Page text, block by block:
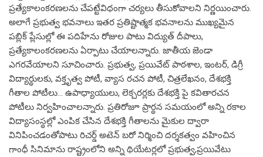
ప్రత్యేకాలంకరణలను చేపట్టేవిధంగా చర్యలు తీసుకోవాలని నిర్ణయించారు.
అలాగే ప్రభుత్వ భవనాలు ఇతర ప్రతిష్టాత్మక భవనాలను ముఖ్యమైన
పబ్లిక్ ప్లేసుల్లో ఈ పదిహేను రోజుల పాటు విద్యుత్ దీపాలు,
ప్రత్యేకాలంకరణలను ఏర్పాటు చేయాలన్నారు. జాతీయ జెండా
ఎగరవేయాలని సూచించారు. ప్రభుత్వ, ప్రయివేట్ పాఠశాల, ఇంటర్, డిగ్రీ
విద్యార్థులకు, వక్తృత్వ పోటీ, వ్యాస రచన పోటీ, చిత్రలేఖనం, దేశభక్తి
గీతాల పోటీలు… ఉపాధ్యాయులు, లెక్చరర్లకు దేశభక్తి పై కవితారచన
పోటీలు నిర్వహించాలన్నారు. ప్రతిరోజూ ప్రార్థన సమయంలో అన్ని రకాల
విద్యాసంస్థల్లో ఎంపిక చేసిన దేశభక్తి గీతాలను మైకుల ద్వారా
వినిపించడంతోపాటు రిచర్డ్ అటెన్ బరో నిర్మించి దర్శకత్వం వహించిన
గాంధీ సినిమాను రాష్ట్రంలోని అన్ని థియేటర్లలో ప్రభుత్వ,ప్రయివేటు